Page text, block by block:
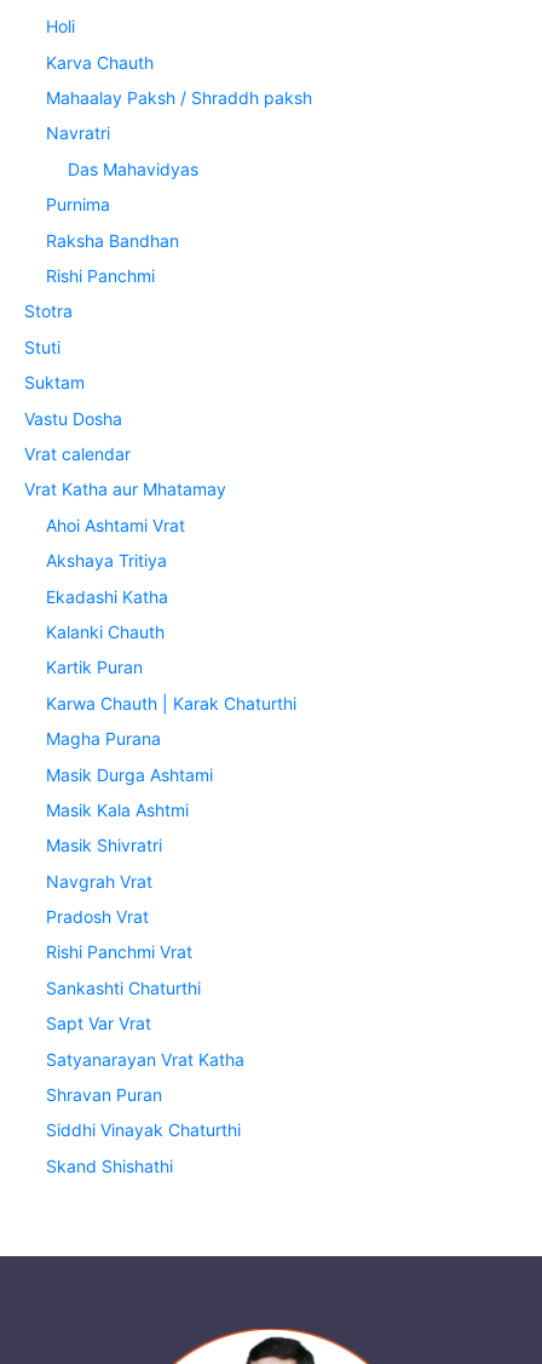
Holi
Karva Chauth
Mahaalay Paksh / Shraddh paksh
Navratri
Das Mahavidyas
Purnima
Raksha Bandhan
Rishi Panchmi
Stotra
Stuti
Suktam
Vastu Dosha
Vrat calendar
Vrat Katha aur Mhatamay
Ahoi Ashtami Vrat
Akshaya Tritiya
Ekadashi Katha
Kalanki Chauth
Kartik Puran
Karwa Chauth | Karak Chaturthi
Magha Purana
Masik Durga Ashtami
Masik Kala Ashtmi
Masik Shivratri
Navgrah Vrat
Pradosh Vrat
Rishi Panchmi Vrat
Sankashti Chaturthi
Sapt Var Vrat
Satyanarayan Vrat Katha
Shravan Puran
Siddhi Vinayak Chaturthi
Skand Shishathi